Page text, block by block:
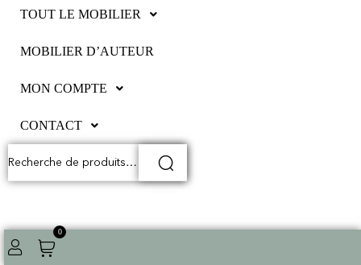
TOUT LE MOBILIER
MOBILIER D’AUTEUR
MON COMPTE
CONTACT
0